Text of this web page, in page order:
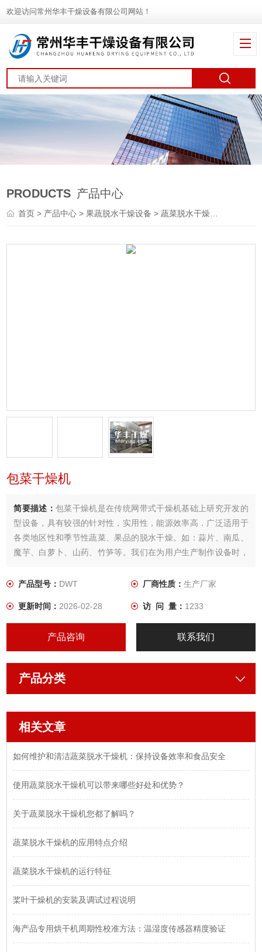
欢迎访问常州华丰干燥设备有限公司网站！
PRODUCTS 产品中心
首页> 产品中心 >果蔬脱水干燥设备 >蔬菜脱水干燥机
包菜干燥机
简要描述： 包菜干燥机是在传统网带式干燥机基础上研究开发的
型设备，具有较强的针对性，实用性，能源效率高．广泛适用于
各类地区性和季节性蔬菜、果品的脱水干燥。如：蒜片、南瓜、
魔芋、白萝卜、山药、竹笋等。我们在为用户生产制作设备时，
经验，为用户设计制作出Z适用．品质Z佳的蔬菜干燥设备。
产品型号： DWT 厂商性质： 生产厂家
更新时间：2026-02-28 访 问 量： 1233
产品咨询 联系我们
产品分类
相关文章
如何维护和清洁蔬菜脱水干燥机：保持设备效率和食品安全
使用蔬菜脱水干燥机可以带来哪些好处和优势？
关于蔬菜脱水干燥机您都了解吗？
蔬菜脱水干燥机的应用特点介绍
蔬菜脱水干燥机的运行特征
桨叶干燥机的安装及调试过程说明
海产品专用烘干机周期性校准方法：温湿度传感器精度验证